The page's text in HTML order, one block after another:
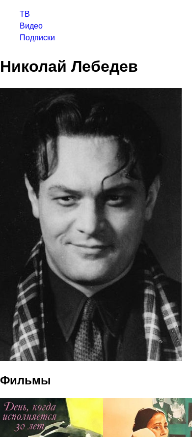
ТВ
Видео
Подписки
Николай Лебедев
Фильмы